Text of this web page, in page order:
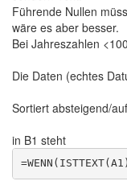
Führende Nullen
wäre es aber besser.
Bei Jahreszahlen
Die Daten (echtes
Sortiert absteigend/
in B1 steht